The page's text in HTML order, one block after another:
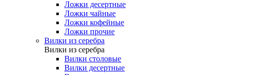
Ложки десертные
Ложки чайные
Ложки кофейные
Ложки прочие
Вилки из серебра
Вилки из серебра
Вилки столовые
Вилки десертные